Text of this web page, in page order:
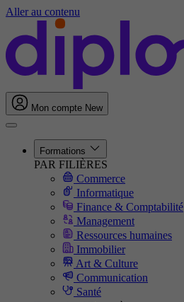
Aller au contenu
Mon compte New
Formations
PAR FILIÈRES
Commerce
Informatique
Finance & Comptabilité
Management
Ressources humaines
Immobilier
Art & Culture
Communication
Santé